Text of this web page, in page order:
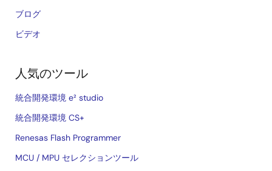
ブログ
ビデオ
人気のツール
統合開発環境 e² studio
統合開発環境 CS+
Renesas Flash Programmer
MCU / MPU セレクションツール